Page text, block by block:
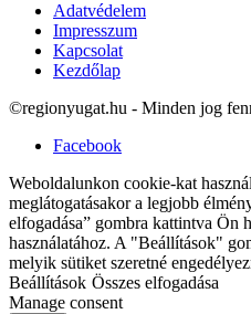
Adatvédelem
Impresszum
Kapcsolat
Kezdőlap
©regionyugat.hu - Minden jog
Facebook
Weboldalunkon cookie-kat
meglátogatásakor a legjobb
elfogadása” gombra kattintva Ön
használatához. A "Beállítások"
melyik sütiket szeretné
Beállítások Összes elfogadása
Manage consent